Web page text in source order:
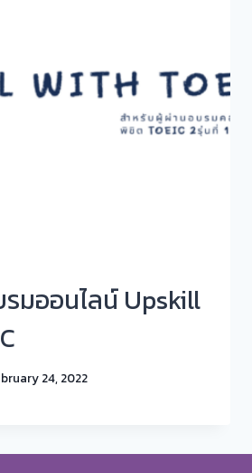
มออนไลน์ Upskill
24, 2022